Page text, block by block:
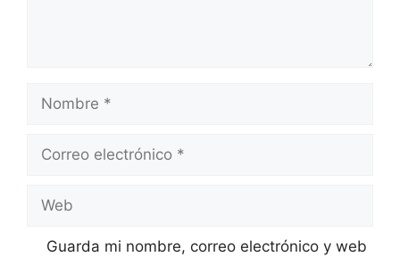
Nombre
Correo
Web
Guarda mi nombre, correo electrónico y web